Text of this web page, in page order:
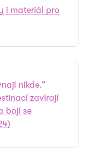
i materiál pro
nikde.“
zavírají
bojí se